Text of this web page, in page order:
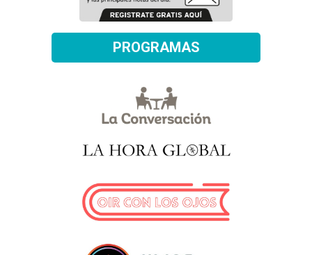
PROGRAMAS